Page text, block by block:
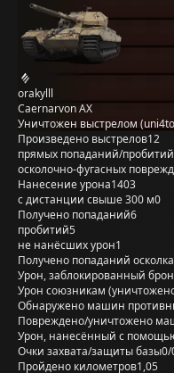
orakylll
Caernarvon AX
Уничтожен выстрелом
Произведено выстрелов12
прямых попаданий/пробитий
осколочно-фугасных
Нанесение урона1403
с дистанции свыше 300 м0
Получено попаданий6
пробитий5
не нанёсших урон1
Получено попаданий
Урон, заблокированный
Урон союзникам
Обнаружено машин
Повреждено/уничтожено
Урон, нанесённый с
Очки захвата/защиты базы0/
Пройдено километров1,05